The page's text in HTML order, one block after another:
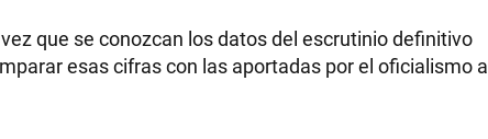
que se conozcan los datos del escrutinio definitivo
esas cifras con las aportadas por el oficialismo a
PALABRAS